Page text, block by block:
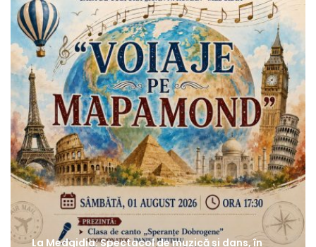
La Medgidia: Spectacol de muzică și dans, în